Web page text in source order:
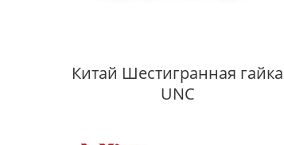
Китай Шестигранная гайка
UNC